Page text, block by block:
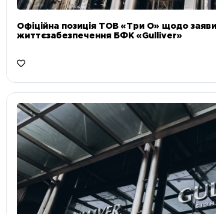
Офіційна позиція ТОВ «Три О» щодо
життєзабезпечення БФК «Gulliver»